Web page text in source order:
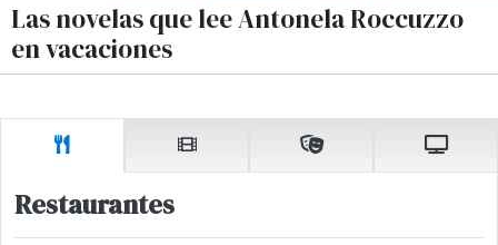
Las novelas que lee Antonela Roccuzzo
en vacaciones
Restaurantes